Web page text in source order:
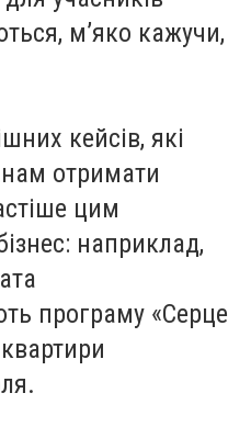
м’яко кажучи,
кейсів, які
отримати
цим
наприклад,
програму «Серце